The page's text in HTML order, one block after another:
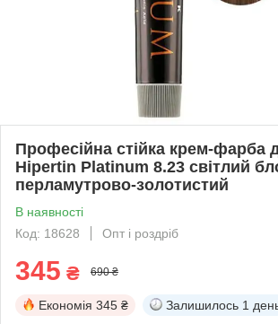
Професійна стійка крем-фарба
Hipertin Platinum 8.23 ​​світлий
перламутрово-золотистий
В наявності
Код: 18628
Опт і роздріб
345 ₴ 690 ₴
Економія 345 ₴ Залишилось 1